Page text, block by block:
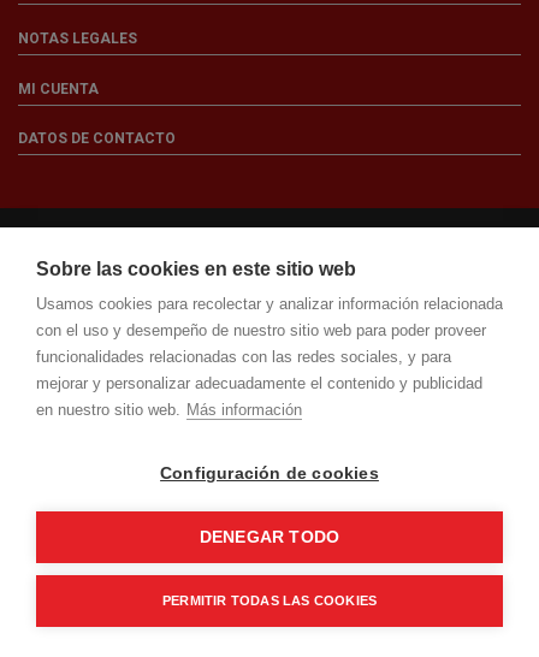
NOTAS LEGALES
MI CUENTA
DATOS DE CONTACTO
Maresoft
Sobre las cookies en este sitio web
Usamos cookies para recolectar y analizar información relacionada
con el uso y desempeño de nuestro sitio web para poder proveer
funcionalidades relacionadas con las redes sociales, y para
mejorar y personalizar adecuadamente el contenido y publicidad
en nuestro sitio web. Más información
Configuración de cookies
DENEGAR TODO
PERMITIR TODAS LAS COOKIES